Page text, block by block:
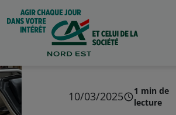
10/03/2025
1 min de
lecture